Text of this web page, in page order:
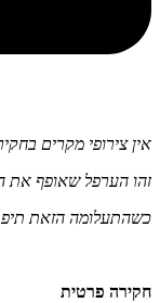
אין צירופי מקרים
זהו הערפל שאופף את
כשהתעלומה הזאת
חקירה פרטית